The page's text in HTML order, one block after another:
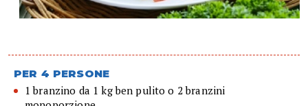
PER 4 PERSONE
1 branzino da 1 kg ben pulito o 2 branzini